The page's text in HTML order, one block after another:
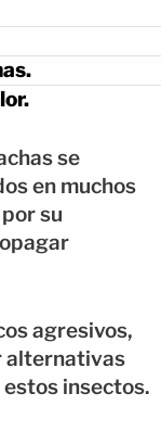
se
en muchos
su
agresivos,
alternativas
insectos.